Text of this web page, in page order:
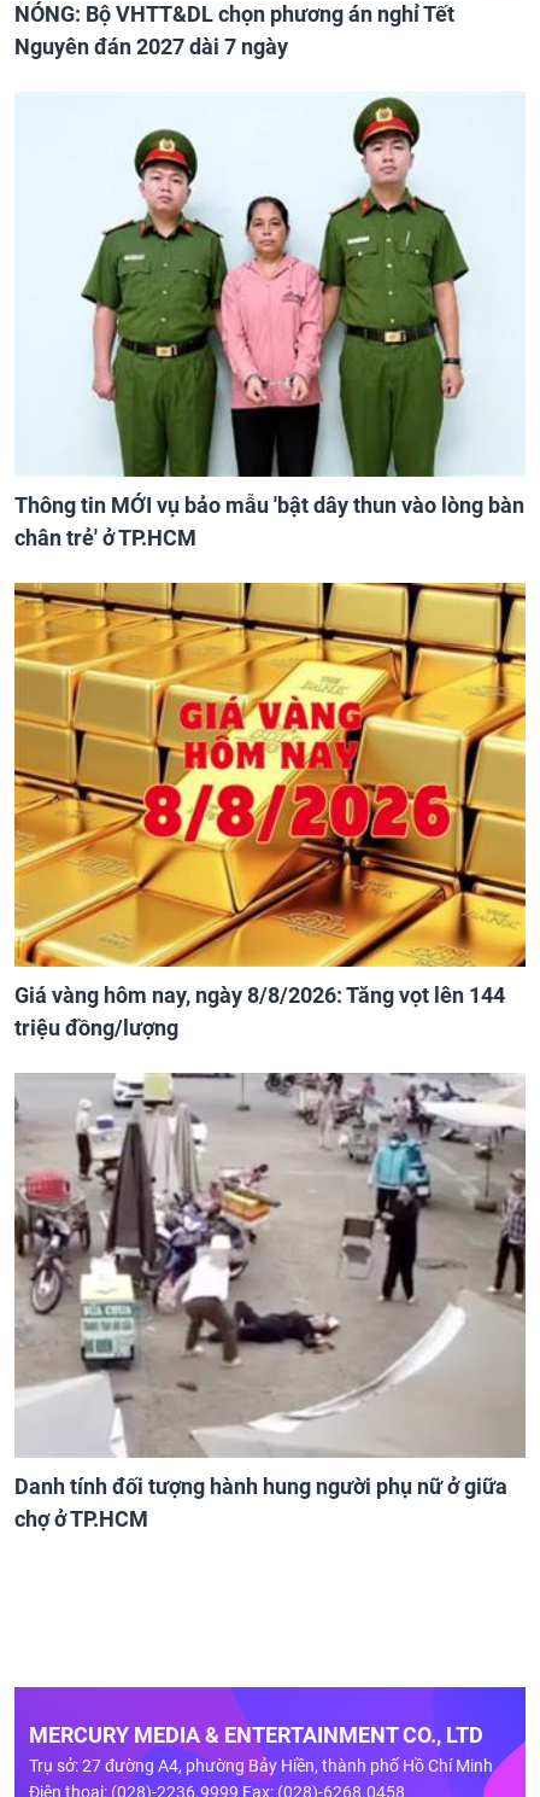
NÓNG: Bộ VHTT&DL chọn phương án nghỉ Tết
Nguyên đán 2027 dài 7 ngày
Thông tin MỚI vụ bảo mẫu 'bật dây thun vào lòng bàn
chân trẻ' ở TP.HCM
Giá vàng hôm nay, ngày 8/8/2026: Tăng vọt lên 144
triệu đồng/lượng
Danh tính đối tượng hành hung người phụ nữ ở giữa
chợ ở TP.HCM
MERCURY MEDIA & ENTERTAINMENT CO., LTD
Trụ sở: 27 đường A4, phường Bảy Hiền, thành phố Hồ Chí Minh
Điện thoại: (028)-2236.9999 Fax: (028)-6268.0458